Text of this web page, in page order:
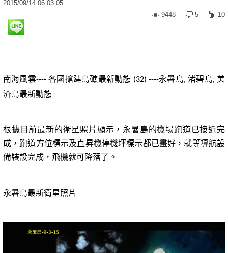
2015/09/14 06:03:05
9448
5 10
南海風雲----各國搶建島礁最新動態 (32) ----永暑島,渚碧島,美
濟島最新動態
根據目前最新的衛星照片顯示，永暑島的機場跑道已接近完
成，跑道方位標示及直昇機停機坪標示都已畫好，就等導航設
備裝設完成，飛機就可降落了。
永暑島最新衛星照片